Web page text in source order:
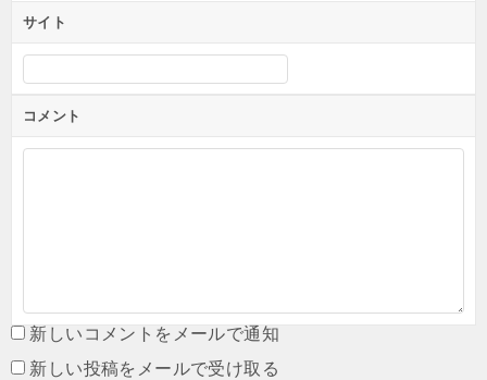
サイト
コメント
新しいコメントをメールで通知
新しい投稿をメールで受け取る